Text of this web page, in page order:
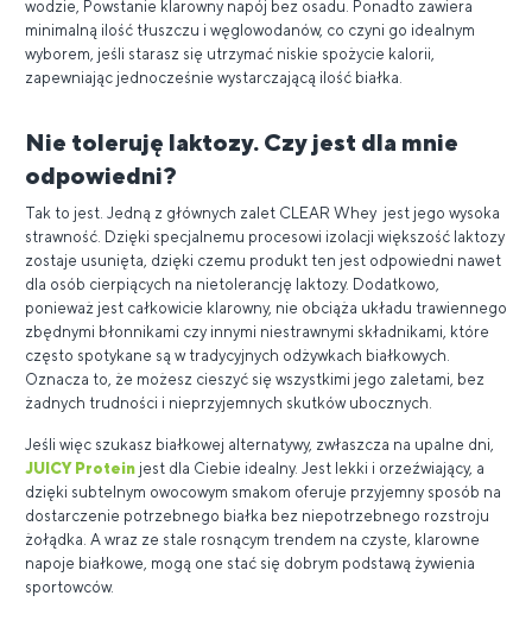
wodzie, Powstanie klarowny napój bez osadu. Ponadto zawiera
minimalną ilość tłuszczu i węglowodanów, co czyni go idealnym
wyborem, jeśli starasz się utrzymać niskie spożycie kalorii,
zapewniając jednocześnie wystarczającą ilość białka.
Nie toleruję laktozy. Czy jest dla mnie
odpowiedni?
Tak to jest. Jedną z głównych zalet CLEAR Whey jest jego wysoka
strawność. Dzięki specjalnemu procesowi izolacji większość laktozy
zostaje usunięta, dzięki czemu produkt ten jest odpowiedni nawet
dla osób cierpiących na nietolerancję laktozy. Dodatkowo,
ponieważ jest całkowicie klarowny, nie obciąża układu trawiennego
zbędnymi błonnikami czy innymi niestrawnymi składnikami, które
często spotykane są w tradycyjnych odżywkach białkowych.
Oznacza to, że możesz cieszyć się wszystkimi jego zaletami, bez
żadnych trudności i nieprzyjemnych skutków ubocznych.
Jeśli więc szukasz białkowej alternatywy, zwłaszcza na upalne dni,
JUICY Protein jest dla Ciebie idealny. Jest lekki i orzeźwiający, a
dzięki subtelnym owocowym smakom oferuje przyjemny sposób na
dostarczenie potrzebnego białka bez niepotrzebnego rozstroju
żołądka. A wraz ze stale rosnącym trendem na czyste, klarowne
napoje białkowe, mogą one stać się dobrym podstawą żywienia
sportowców.